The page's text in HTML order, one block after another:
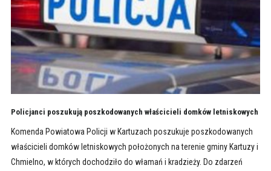
Policjanci poszukują poszkodowanych właścicieli domków letniskowych
Komenda Powiatowa Policji w Kartuzach poszukuje poszkodowanych
właścicieli domków letniskowych położonych na terenie gminy Kartuzy i
Chmielno, w których dochodziło do włamań i kradzieży. Do zdarzeń